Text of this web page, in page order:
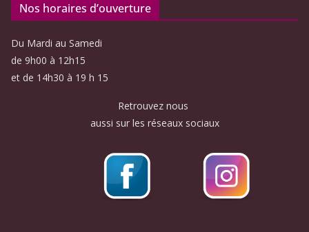
Nos horaires d’ouverture
Du Mardi au Samedi
de 9h00 à 12h15
et de 14h30 à 19 h 15
Retrouvez nous
aussi sur les réseaux sociaux